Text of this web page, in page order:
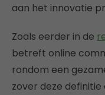
aan het innovatie
Zoals eerder in de
betreft online
rondom een
zover deze definitie